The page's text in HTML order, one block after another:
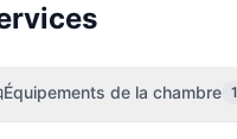
Équipements de la chambre 1